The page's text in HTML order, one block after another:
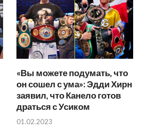
«Вы можете подумать, что
он сошел с ума»: Эдди Хирн
заявил, что Канело готов
драться с Усиком
01.02.2023